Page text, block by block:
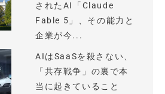
されたAI「Claude
Fable 5」、その能力と
企業が今...
AIはSaaSを殺さない、
「共存戦争」の裏で本
当に起きていること